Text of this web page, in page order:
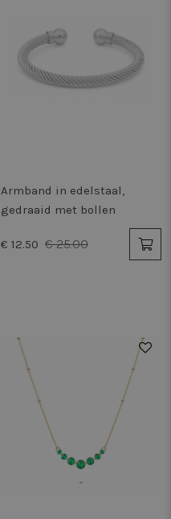
Armband in edelstaal,
gedraaid met bollen
€ 12.50 € 25.00
50%